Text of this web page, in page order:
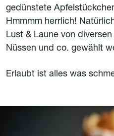
gedünstete
Hmmmm herrlich!
Lust & Laune von
Nüssen und co. gewählt
Erlaubt ist alles was